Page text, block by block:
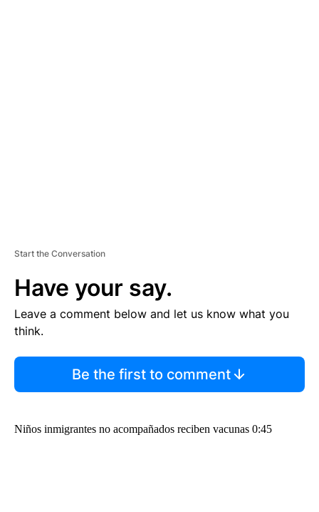
Start the Conversation
Have your say.
Leave a comment below and let us know what you
think.
Be the first to comment
Niños inmigrantes no acompañados reciben vacunas 0:45